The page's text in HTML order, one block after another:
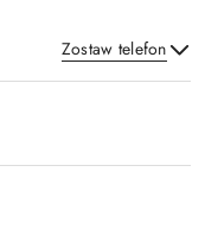
Zostaw telefon